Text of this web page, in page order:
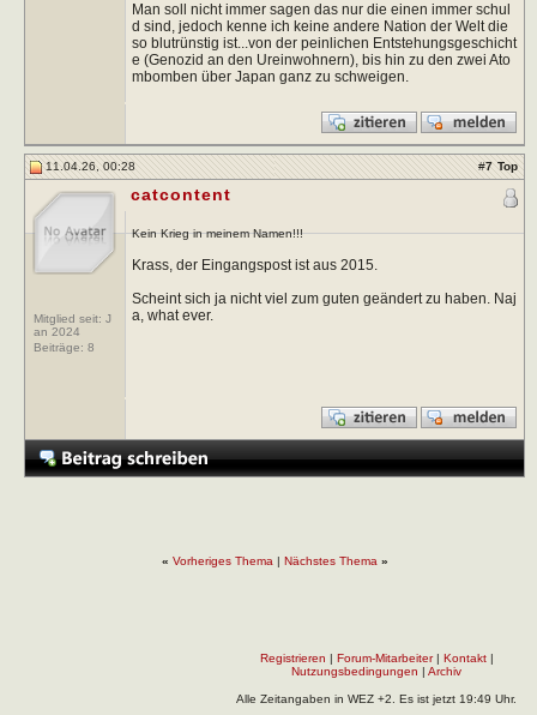
Man soll nicht immer sagen das nur die einen immer schul
d sind, jedoch kenne ich keine andere Nation der Welt die
so blutrünstig ist...von der peinlichen Entstehungsgeschicht
e (Genozid an den Ureinwohnern), bis hin zu den zwei Ato
mbomben über Japan ganz zu schweigen.
11.04.26, 00:28 #7 Top
Mitglied seit: J
an 2024
Beiträge: 8
catcontent
Kein Krieg in meinem Namen!!!
Krass, der Eingangspost ist aus 2015.
Scheint sich ja nicht viel zum guten geändert zu haben. Naj
a, what ever.
« Vorheriges Thema | Nächstes Thema »
Registrieren | Forum-Mitarbeiter| Kontakt|
Nutzungsbedingungen | Archiv
Alle Zeitangaben in WEZ +2. Es ist jetzt 19:49 Uhr.